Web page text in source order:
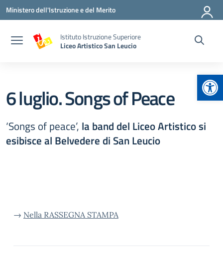
Vai ai contenuti
Vai al menu di navigazione
Vai al footer
Ministero dell'Istruzione e del Merito
Istituto Istruzione Superiore
Liceo Artistico San Leucio
6 luglio. Songs of Peace
‘Songs of peace’, la band del Liceo Artistico si
esibisce al Belvedere di San Leucio
→ Nella RASSEGNA STAMPA